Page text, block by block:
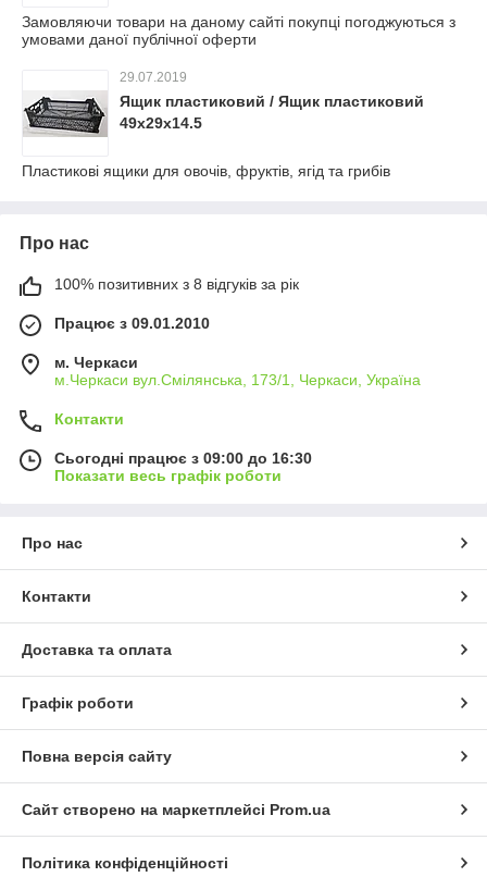
Замовляючи товари на даному сайті покупці погоджуються з
умовами даної публічної оферти
29.07.2019
Ящик пластиковий / Ящик пластиковий
49х29х14.5
Пластикові ящики для овочів, фруктів, ягід та грибів
Про нас
100% позитивних з 8 відгуків за рік
Працює з 09.01.2010
м. Черкаси
м.Черкаси вул.Смілянська, 173/1, Черкаси, Україна
Контакти
Сьогодні працює з 09:00 до 16:30
Показати весь графік роботи
Про нас
Контакти
Доставка та оплата
Графік роботи
Повна версія сайту
Сайт створено на маркетплейсі Prom.ua
Політика конфіденційності